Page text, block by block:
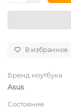
В избранное
Бренд ноутбука
Asus
Состояние